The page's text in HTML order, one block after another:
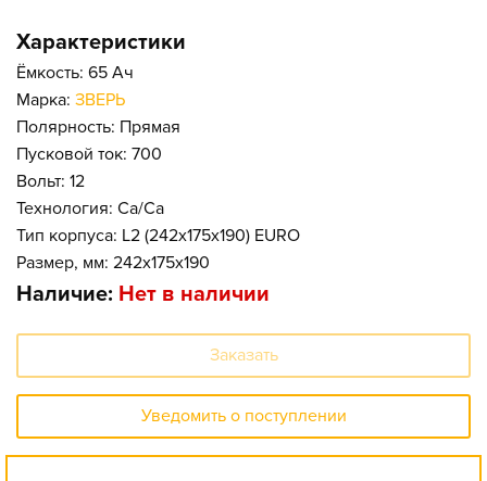
Характеристики
Ёмкость: 65 Ач
Марка: ЗВЕРЬ
Полярность: Прямая
Пусковой ток: 700
Вольт: 12
Технология: Ca/Ca
Тип корпуса: L2 (242x175x190) EURO
Размер, мм: 242x175x190
Наличие: Нет в наличии
Заказать
Уведомить о поступлении